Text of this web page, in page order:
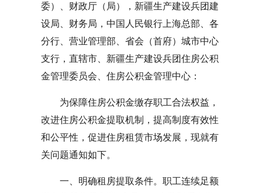
委）、财政厅（局），新疆生产建设兵团建
设局、财务局，中国人民银行上海总部、各
分行、营业管理部、省会（首府）城市中心
支行，直辖市、新疆生产建设兵团住房公积
金管理委员会、住房公积金管理中心：
为保障住房公积金缴存职工合法权益，
改进住房公积金提取机制，提高制度有效性
和公平性，促进住房租赁市场发展，现就有
关问题通知如下。
一、明确租房提取条件。职工连续足额